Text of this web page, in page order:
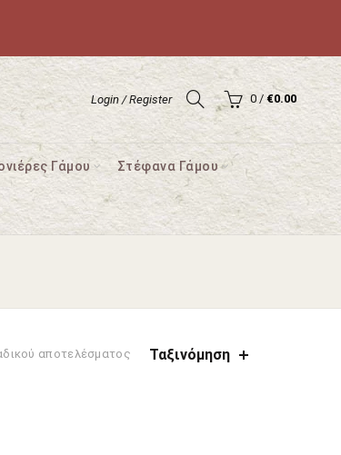
Login / Register 0 / €0.00
Γάμου Στέφανα Γάμου
αποτελέσματος Ταξινόμηση